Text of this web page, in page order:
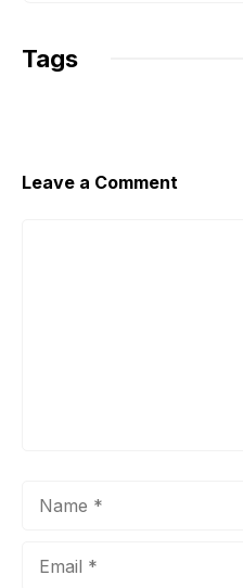
Tags
Leave a Comment